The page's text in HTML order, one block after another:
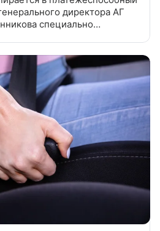
директора АГ
специально